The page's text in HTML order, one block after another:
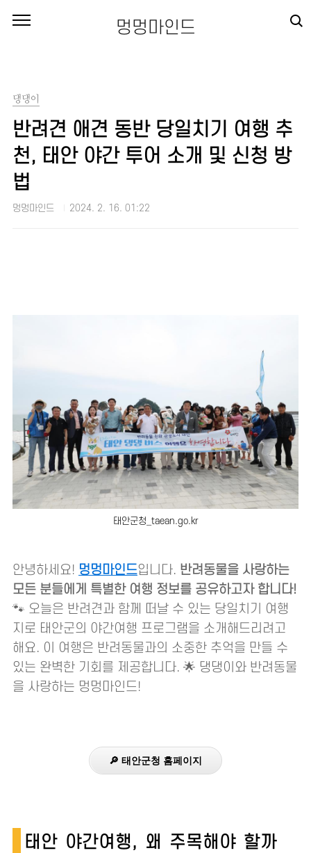
멍멍마인드
댕댕이
반려견 애견 동반 당일치기 여행 추
천, 태안 야간 투어 소개 및 신청 방
법
멍멍마인드 2024. 2. 16. 01:22
태안군청_taean.go.kr
안녕하세요! 멍멍마인드입니다. 반려동물을 사랑하는
모든 분들에게 특별한 여행 정보를 공유하고자 합니다!
🐾 오늘은 반려견과 함께 떠날 수 있는 당일치기 여행
지로 태안군의 야간여행 프로그램을 소개해드리려고
해요. 이 여행은 반려동물과의 소중한 추억을 만들 수
있는 완벽한 기회를 제공합니다. 🌟 댕댕이와 반려동물
을 사랑하는 멍멍마인드!
🔎 태안군청 홈페이지
태안 야간여행, 왜 주목해야 할까